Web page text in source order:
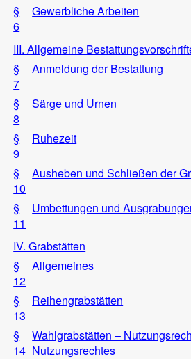
§
6
Gewerbliche Arbeiten
III. Allgemeine
§
7
Anmeldung der Bestattung
§
8
Särge und Urnen
§
9
Ruhezeit
§
10
Ausheben und Schließen der
§
11
Umbettungen und
IV. Grabstätten
§
12
Allgemeines
§
13
Reihengrabstätten
§
14
Wahlgrabstätten –
Nutzungsrechtes